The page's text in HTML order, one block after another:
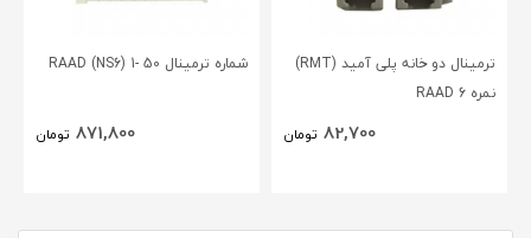
ترمینال دو خانه پلی آمید (RMT)
نمره 6 RAAD
82,700 تومان
شماره ترمینال 50 -1 (RAAD (NS6
871,800 تومان